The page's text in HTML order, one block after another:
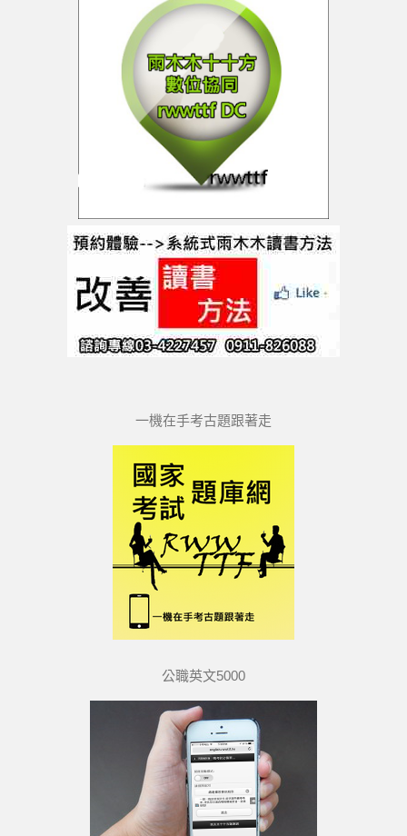
一機在手考古題跟著走
公職英文5000